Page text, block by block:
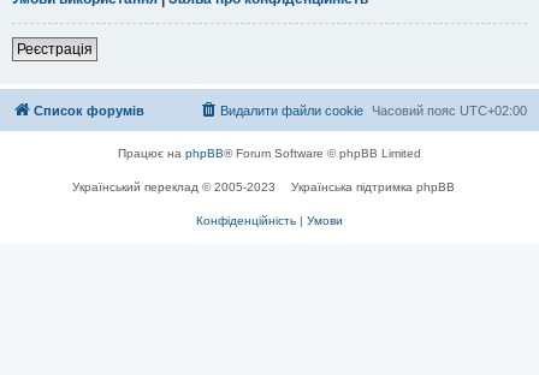
Реєстрація
Список форумів Часовий пояс UTC+02:00
Видалити файли cookie
Працює на phpBB® Forum Software © phpBB Limited
Український переклад © 2005-2023 Українська підтримка phpBB
Конфіденційність | Умови